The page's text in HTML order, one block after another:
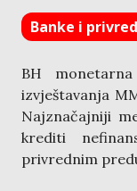
Banke i
BH
izvještavanja
Najznačajniji
krediti
privrednim